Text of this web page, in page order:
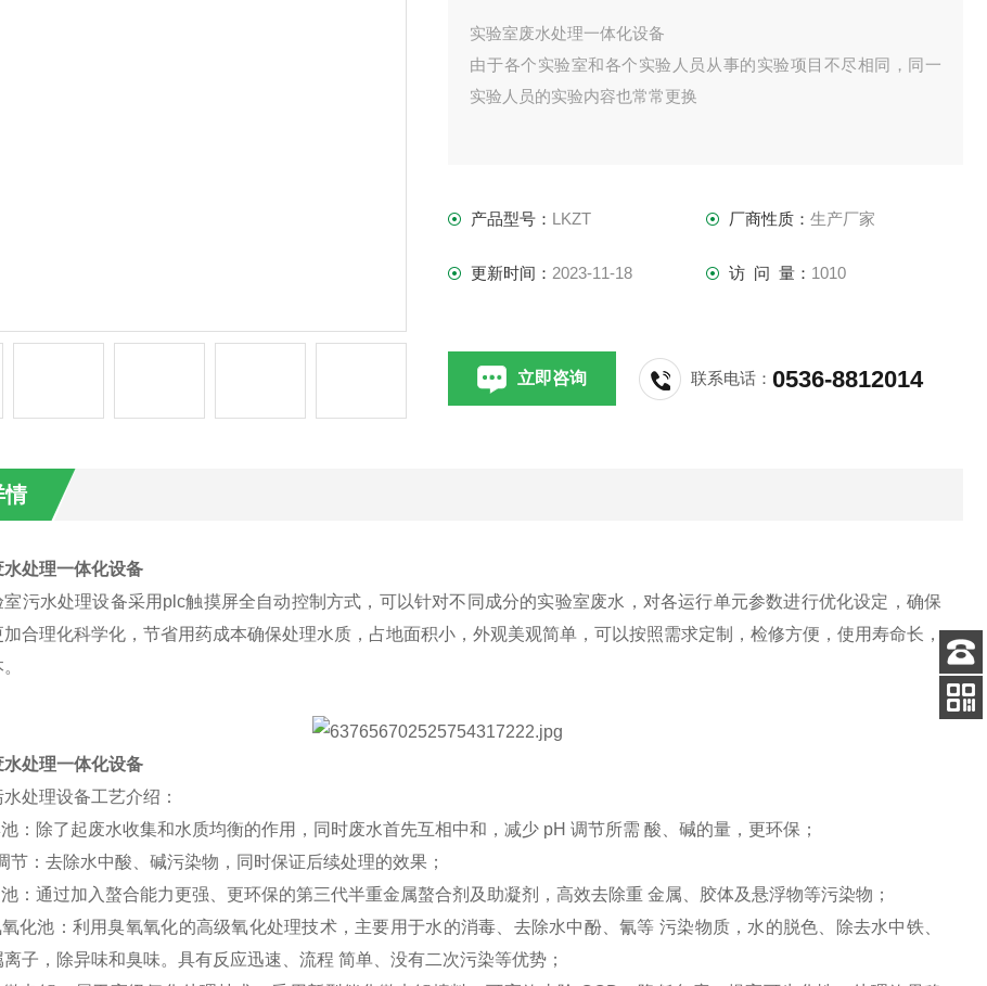
实验室废水处理一体化设备
由于各个实验室和各个实验人员从事的实验项目不尽相同，同一
实验人员的实验内容也常常更换
产品型号： LKZT 厂商性质： 生产厂家
更新时间： 2023-11-18 访 问 量： 1010
立即咨询 联系电话：0536-8812014
情
水处理一体化设备
室污水处理设备采用plc触摸屏全自动控制方式，可以针对不同成分的实验室废水，对各运行单元参数进行优化设定，确保
加合理化科学化，节省用药成本确保处理水质，占地面积小，外观美观简单，可以按照需求定制，检修方便，使用寿命长，
水处理一体化设备
处理设备工艺介绍：
：除了起废水收集和水质均衡的作用，同时废水首先互相中和，减少 pH 调节所需 酸、碱的量，更环保；
节：去除水中酸、碱污染物，同时保证后续处理的效果；
：通过加入螯合能力更强、更环保的第三代半重金属螯合剂及助凝剂，高效去除重 金属、胶体及悬浮物等污染物；
化池：利用臭氧氧化的高级氧化处理技术，主要用于水的消毒、去除水中酚、氰等 污染物质，水的脱色、除去水中铁、
子，除异味和臭味。具有反应迅速、流程 简单、没有二次污染等优势；
客服
电话